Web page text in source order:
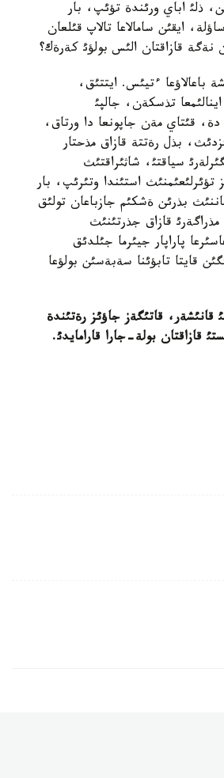
ذلئ اباي ورئندة تؤئپ، بار
ايقئن سامالاعا تالاپ قئلعان
قازاقتان الئس بولؤئ كةرةك؟
باعالاؤعا ءتيئس. ايتتئق،
تذسكةن، جالپئ
قئتاي مةن جاپونعا دا ورتاق،
بذل رةتتة قازاق مذحتار
سياقتئ، شاثئراقتئث
استئندا وتئرئپ، بار
بذرئن ةشكئم جازباعان تولئق
قازاق جذرتئنئث
پاراپار جيئرما جئلدئق
قايتا تابؤئنا سةبةسئن بولؤعا
قاتئگةز جاؤئز رةتئندة
قازاقتان بولة-جارا قارامايدئ.